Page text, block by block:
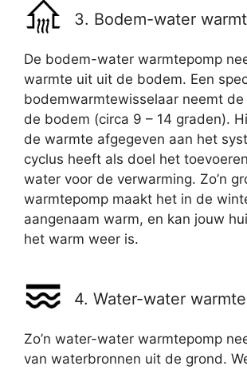
3. Bodem-water
De bodem-water warmtepomp
warmte uit uit de bodem. Een
bodemwarmtewisselaar neemt
de bodem (circa 9 – 14 graden).
de warmte afgegeven aan het
cyclus heeft als doel het
water voor de verwarming. Zo’n
warmtepomp maakt het in de
aangenaam warm, en kan jouw
het warm weer is.
4. Water-water
Zo’n water-water warmtepomp
van waterbronnen uit de grond.